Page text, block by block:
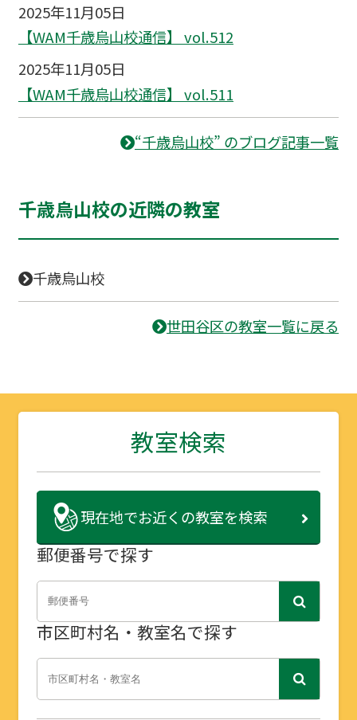
2025年11月05日
【WAM千歳烏山校通信】 vol.512
2025年11月05日
【WAM千歳烏山校通信】 vol.511
“千歳烏山校” のブログ記事一覧
千歳烏山校の近隣の教室
千歳烏山校
世田谷区の教室一覧に戻る
教室検索
現在地でお近くの教室を検索
郵便番号で探す
市区町村名・教室名で探す